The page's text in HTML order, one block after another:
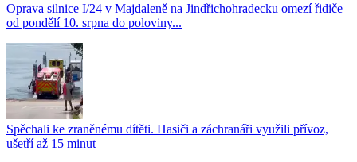
Oprava silnice I/24 v Majdaleně na Jindřichohradecku omezí řidiče
od pondělí 10. srpna do poloviny...
Spěchali ke zraněnému dítěti. Hasiči a záchranáři využili přívoz,
ušetří až 15 minut